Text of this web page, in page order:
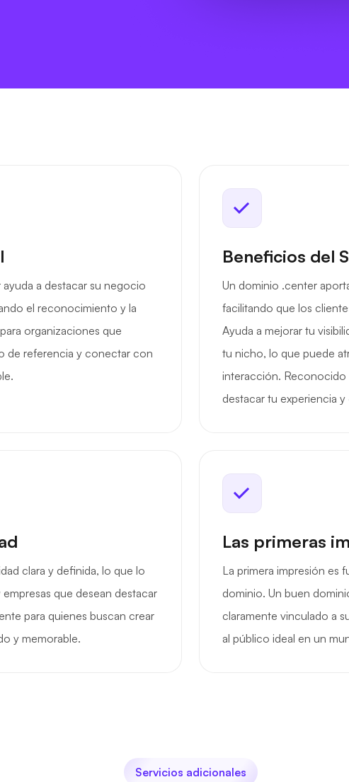
a destacar su negocio
el reconocimiento y la
organizaciones que
de referencia y conectar con
Beneficios del
Un dominio .center
facilitando que los
Ayuda a mejorar tu
tu nicho, lo que puede
interacción. Reconocido
destacar tu experiencia
clara y definida, lo que lo
que desean destacar
para quienes buscan crear
y memorable.
Las primeras
La primera impresión es
dominio. Un buen
claramente vinculado a
al público ideal en un
Servicios adicionales